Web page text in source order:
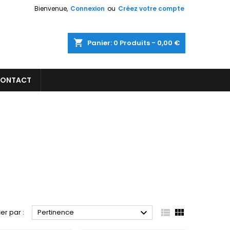
Bienvenue, Connexion ou Créez votre compte
shopping_cart Panier: 0 Produits - 0,00 €
par : Pertinence   